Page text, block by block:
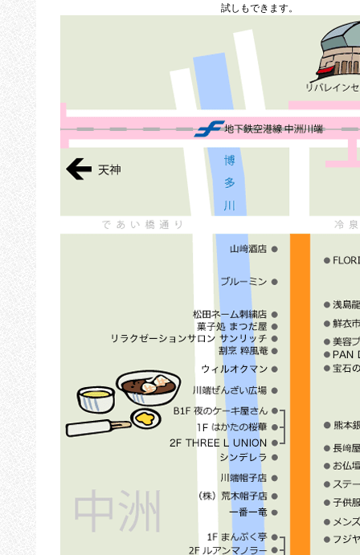
試しもできます。